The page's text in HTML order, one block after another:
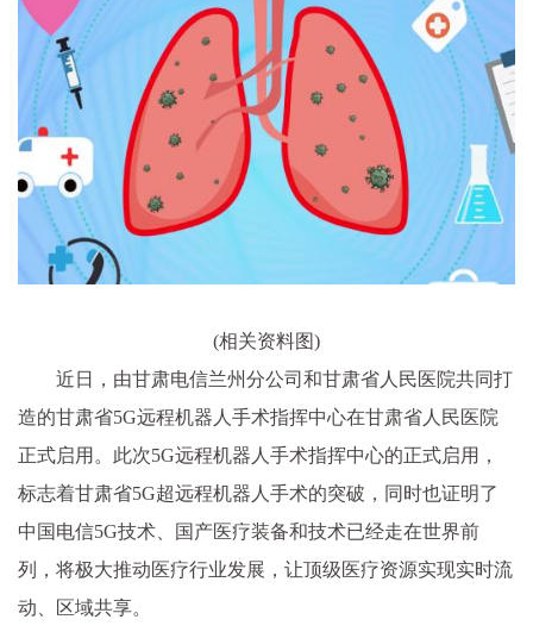
(相关资料图)
近日，由甘肃电信兰州分公司和甘肃省人民医院共同打
造的甘肃省5G远程机器人手术指挥中心在甘肃省人民医院
正式启用。此次5G远程机器人手术指挥中心的正式启用，
标志着甘肃省5G超远程机器人手术的突破，同时也证明了
中国电信5G技术、国产医疗装备和技术已经走在世界前
列，将极大推动医疗行业发展，让顶级医疗资源实现实时流
动、区域共享。